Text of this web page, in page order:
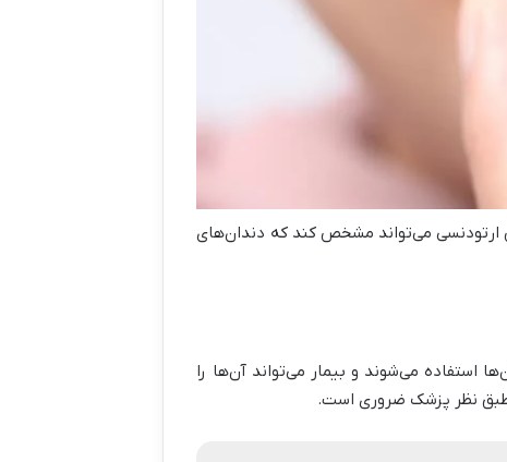
می‌تواند مشخص کند که دندان‌های
استفاده می‌شوند و بیمار می‌تواند آن‌ها را
طبق نظر پزشک ضروری است.